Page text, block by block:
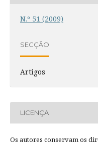
N.º 51 (2009)
SECÇÃO
Artigos
LICENÇA
Os autores conservam os